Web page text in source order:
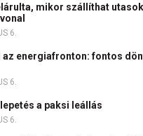
mikor szállíthat
6.
az energiafronton: fontos
6.
a paksi leállás
6.